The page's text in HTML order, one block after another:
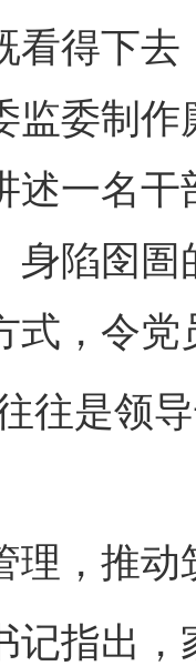
看得下去
监委制
述一名干
身陷囹
式，令
是领导
，推动
指出，